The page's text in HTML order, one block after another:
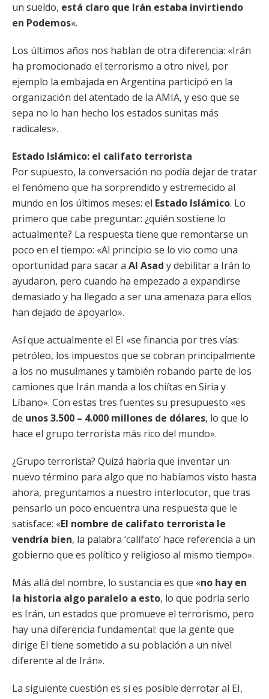
un sueldo, está claro que Irán estaba invirtiendo
en Podemos«.
Los últimos años nos hablan de otra diferencia: «Irán
ha promocionado el terrorismo a otro nivel, por
ejemplo la embajada en Argentina participó en la
organización del atentado de la AMIA, y eso que se
sepa no lo han hecho los estados sunitas más
radicales».
Estado Islámico: el califato terrorista
Por supuesto, la conversación no podía dejar de tratar
el fenómeno que ha sorprendido y estremecido al
mundo en los últimos meses: el Estado Islámico. Lo
primero que cabe preguntar: ¿quién sostiene lo
actualmente? La respuesta tiene que remontarse un
poco en el tiempo: «Al principio se lo vio como una
oportunidad para sacar a Al Asad y debilitar a Irán lo
ayudaron, pero cuando ha empezado a expandirse
demasiado y ha llegado a ser una amenaza para ellos
han dejado de apoyarlo».
Así que actualmente el EI «se financia por tres vías:
petróleo, los impuestos que se cobran principalmente
a los no musulmanes y también robando parte de los
camiones que Irán manda a los chiítas en Siria y
Líbano». Con estas tres fuentes su presupuesto «es
de unos 3.500 – 4.000 millones de dólares, lo que lo
hace el grupo terrorista más rico del mundo».
¿Grupo terrorista? Quizá habría que inventar un
nuevo término para algo que no habíamos visto hasta
ahora, preguntamos a nuestro interlocutor, que tras
pensarlo un poco encuentra una respuesta que le
satisface: «El nombre de califato terrorista le
vendría bien, la palabra ‘califato’ hace referencia a un
gobierno que es político y religioso al mismo tiempo».
Más allá del nombre, lo sustancia es que «no hay en
la historia algo paralelo a esto, lo que podría serlo
es Irán, un estados que promueve el terrorismo, pero
hay una diferencia fundamental: que la gente que
dirige EI tiene sometido a su población a un nivel
diferente al de Irán».
La siguiente cuestión es si es posible derrotar al EI,